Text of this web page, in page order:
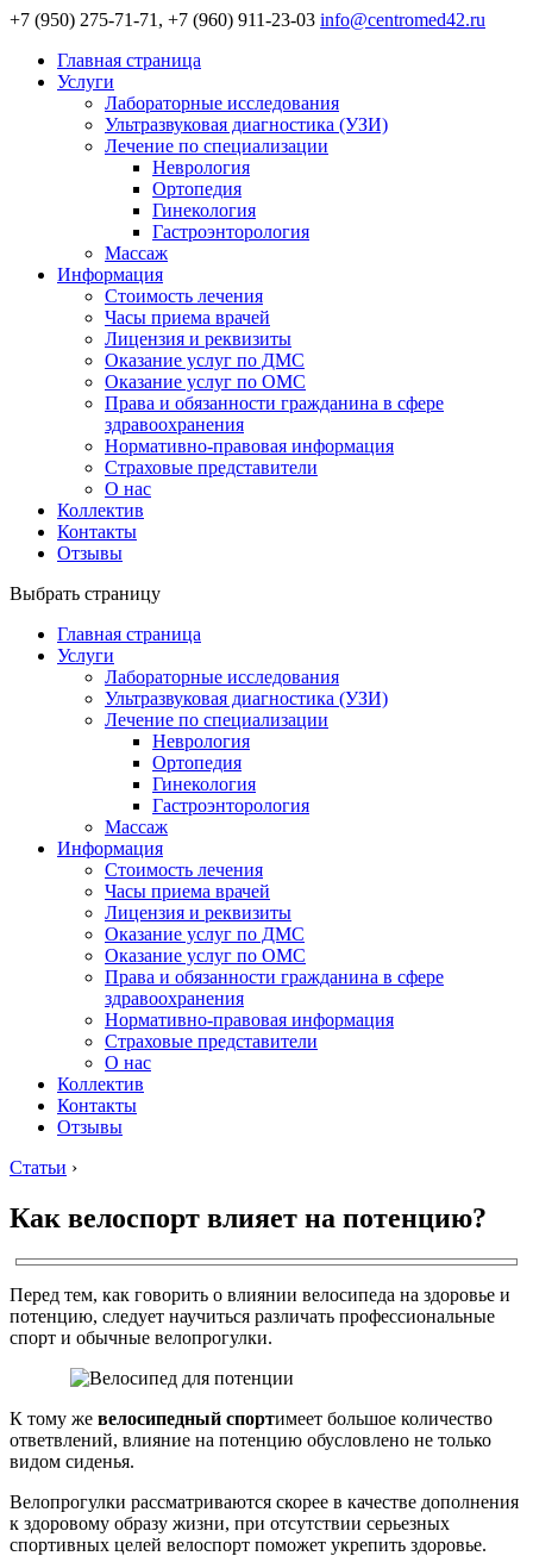
+7 (950) 275-71-71, +7 (960) 911-23-03 info@centromed42.ru
Главная страница
Услуги
Лабораторные исследования
Ультразвуковая диагностика (УЗИ)
Лечение по специализации
Неврология
Ортопедия
Гинекология
Гастроэнторология
Массаж
Информация
Стоимость лечения
Часы приема врачей
Лицензия и реквизиты
Оказание услуг по ДМС
Оказание услуг по ОМС
Права и обязанности гражданина в сфере
здравоохранения
Нормативно-правовая информация
Страховые представители
О нас
Коллектив
Контакты
Отзывы
Выбрать страницу
Главная страница
Услуги
Лабораторные исследования
Ультразвуковая диагностика (УЗИ)
Лечение по специализации
Неврология
Ортопедия
Гинекология
Гастроэнторология
Массаж
Информация
Стоимость лечения
Часы приема врачей
Лицензия и реквизиты
Оказание услуг по ДМС
Оказание услуг по ОМС
Права и обязанности гражданина в сфере
здравоохранения
Нормативно-правовая информация
Страховые представители
О нас
Коллектив
Контакты
Отзывы
Статьи ›
Как велоспорт влияет на потенцию?
Перед тем, как говорить о влиянии велосипеда на здоровье и
потенцию, следует научиться различать профессиональные
спорт и обычные велопрогулки.
К тому же велосипедный спортимеет большое количество
ответвлений, влияние на потенцию обусловлено не только
видом сиденья.
Велопрогулки рассматриваются скорее в качестве дополнения
к здоровому образу жизни, при отсутствии серьезных
спортивных целей велоспорт поможет укрепить здоровье.